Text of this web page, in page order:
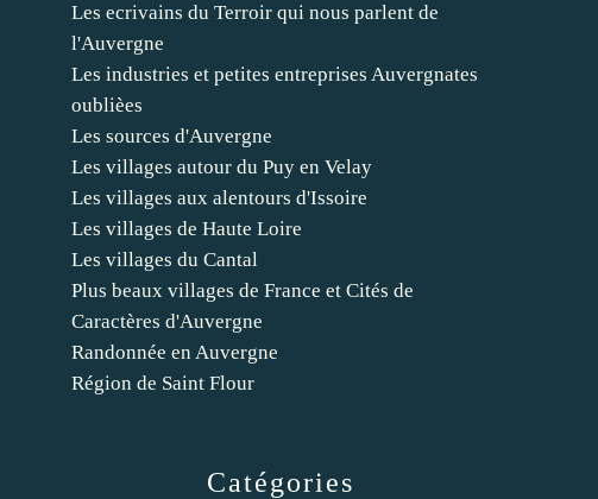
Catégories
Les ecrivains du Terroir qui nous parlent de
l'Auvergne
Les industries et petites entreprises Auvergnates
oublièes
Les sources d'Auvergne
Les villages autour du Puy en Velay
Les villages aux alentours d'Issoire
Les villages de Haute Loire
Les villages du Cantal
Plus beaux villages de France et Cités de
Caractères d'Auvergne
Randonnée en Auvergne
Région de Saint Flour